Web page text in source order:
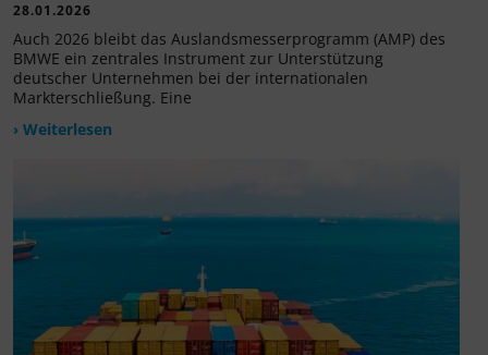
28.01.2026
Auch 2026 bleibt das Auslandsmesserprogramm (AMP) des
BMWE ein zentrales Instrument zur Unterstützung
deutscher Unternehmen bei der internationalen
Markterschließung. Eine
› Weiterlesen